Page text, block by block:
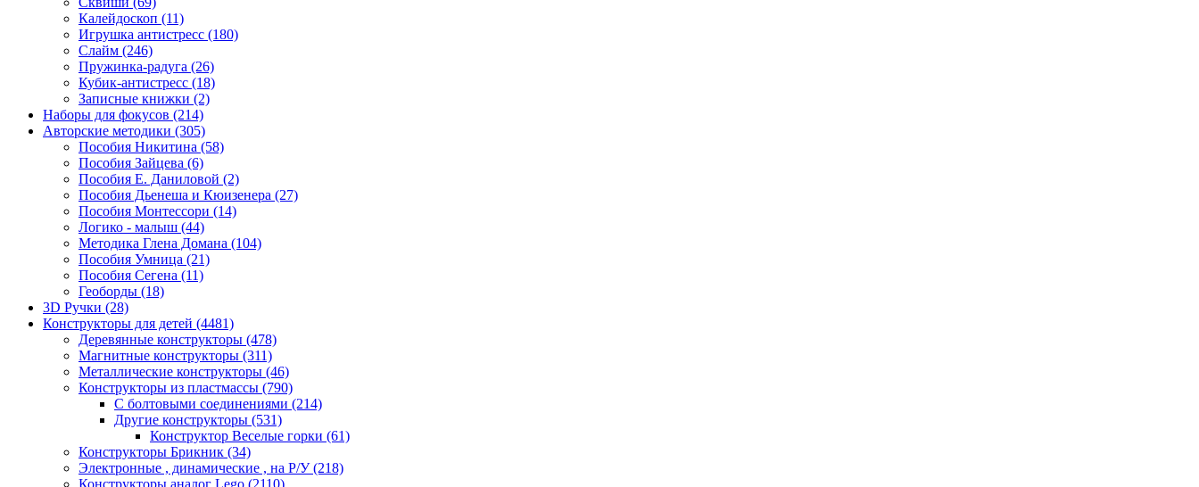
Калейдоскоп (11)
Игрушка антистресс (180)
Слайм (246)
Пружинка-радуга (26)
Кубик-антистресс (18)
Записные книжки (2)
Наборы для фокусов (214)
Авторские методики (305)
Пособия Никитина (58)
Пособия Зайцева (6)
Пособия Е. Даниловой (2)
Пособия Дьенеша и Кюизенера (27)
Пособия Монтессори (14)
Логико - малыш (44)
Методика Глена Домана (104)
Пособия Умница (21)
Пособия Сегена (11)
Геоборды (18)
3D Ручки (28)
Конструкторы для детей (4481)
Деревянные конструкторы (478)
Магнитные конструкторы (311)
Металлические конструкторы (46)
Конструкторы из пластмассы (790)
С болтовыми соединениями (214)
Другие конструкторы (531)
Конструктор Веселые горки (61)
Конструкторы Брикник (34)
Электронные , динамические , на Р/У(218)